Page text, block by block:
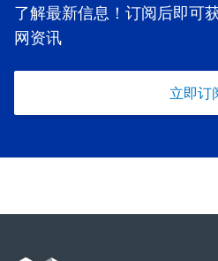
了解最新信息！订阅后即可
网资讯
立即订